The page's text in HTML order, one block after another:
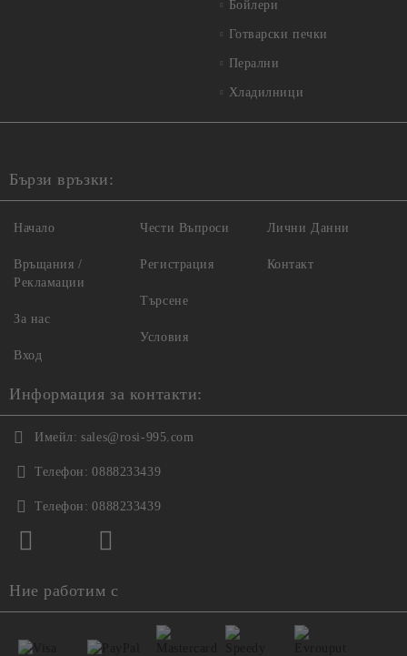
Бойлери
Готварски печки
Перални
Хладилници
Бързи връзки:
Начало
Връщания /
Рекламации
За нас
Вход
Чести Въпроси
Регистрация
Търсене
Условия
Лични Данни
Контакт
Информация за контакти:
Имейл: sales@rosi-995.com
Телефон: 0888233439
Телефон: 0888233439
Ние работим с